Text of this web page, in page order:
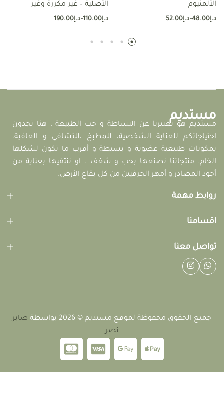
الألمنيوم
د.إ48.00
–د.إ52.00
الأصلية – غير مكررة وغير
معطرة (حجم توفيري)
د.إ110.00
–د.إ190.00
مستديم
مستديم هو تعبيرنا عن البساطة و حب الطبيعة . هنا تجدون
احتياجاتكم للعناية الشخصية، للمطبخ ،للتشافي و العافية،
بمكونات طبيعية عضوية و بسيطة و أقرب ما تكون لشكلها
الخام. منتجاتنا نصنعها بحب و شغف ، او ننتقيها بعناية من
أجود المصادر و أمهر الحرفيين من كل بقاع الأرض.
روابط مهمة
اقسامنا
تواصل معنا
جميع الحقوق محفوظة لموقع مستديم © 2026 بواسطة
صابر
نصر